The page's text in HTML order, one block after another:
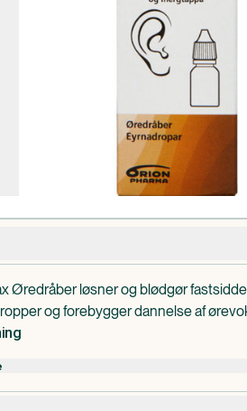
Øredråber løsner og blødgør
og forebygger dannelse af
er beskadiget, perforeret eller
et af indholdsstofferne.